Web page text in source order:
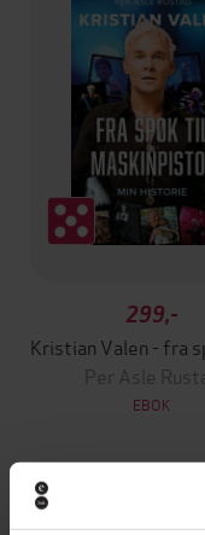
299,-
Per Asle
EBOK